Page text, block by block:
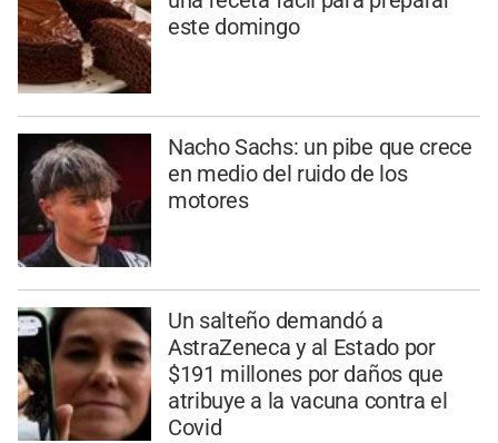
este domingo
Nacho Sachs: un pibe que crece
en medio del ruido de los
motores
Un salteño demandó a
AstraZeneca y al Estado por
$191 millones por daños que
atribuye a la vacuna contra el
Covid